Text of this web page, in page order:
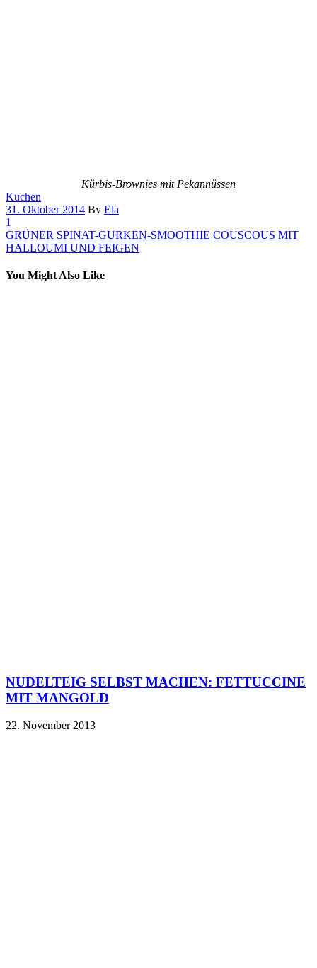
Kürbis-Brownies mit Pekannüssen
Kuchen
31. Oktober 2014 By Ela
1
GRÜNER SPINAT-GURKEN-SMOOTHIE COUSCOUS MIT
HALLOUMI UND FEIGEN
You Might Also Like
NUDELTEIG SELBST MACHEN: FETTUCCINE
MIT MANGOLD
22. November 2013